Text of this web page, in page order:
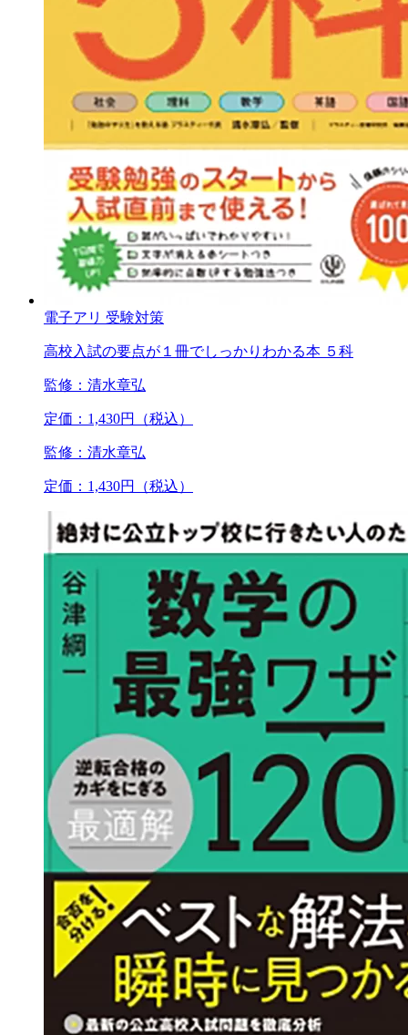
電子アリ 受験対策
高校入試の要点が１冊でしっかりわかる本 ５科
監修：清水章弘
定価：1,430円（税込）
監修：清水章弘
定価：1,430円（税込）